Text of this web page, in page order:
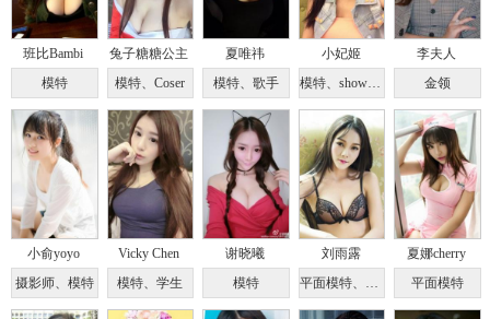
班比Bambi
模特
兔子糖糖公主
模特、Coser
夏唯祎
模特、歌手
小妃姬
模特、showgirl、Cosplayer
李夫人
金领
小俞yoyo
摄影师、模特
Vicky Chen
模特、学生
谢晓曦
模特
刘雨露
平面模特、演员
夏娜cherry
平面模特